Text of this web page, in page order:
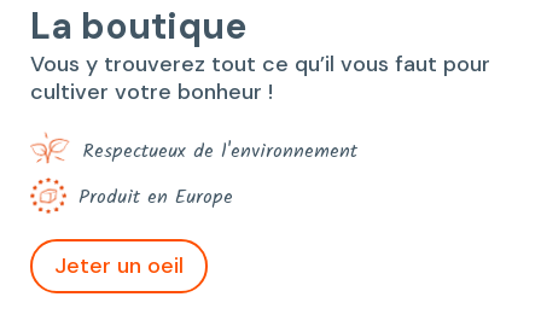
La boutique
Vous y trouverez tout ce qu’il vous faut pour
cultiver votre bonheur !
Respectueux de l'environnement
Produit en Europe
Jeter un oeil